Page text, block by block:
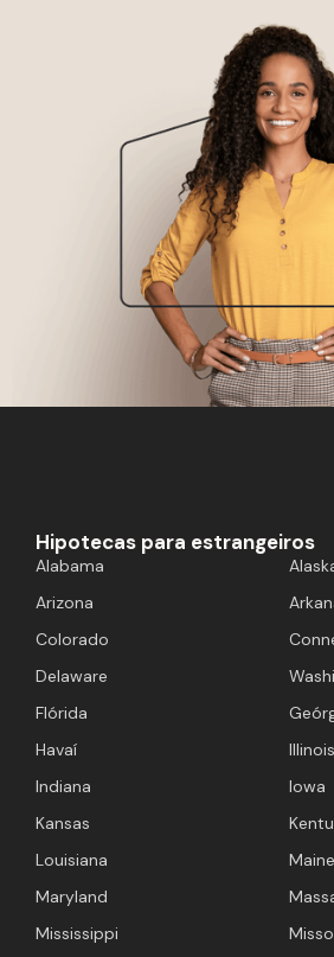
Hipotecas para estrangeiros
Alabama
Arizona
Colorado
Delaware
Flórida
Havaí
Illinois
Indiana
Iowa
Kansas
Louisiana
Maine
Maryland
Mississippi